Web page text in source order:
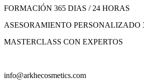
FORMACIÓN 365 DIAS / 24 HORAS
ASESORAMIENTO PERSONALIZADO
MASTERCLASS CON EXPERTOS
info@arkhecosmetics.com